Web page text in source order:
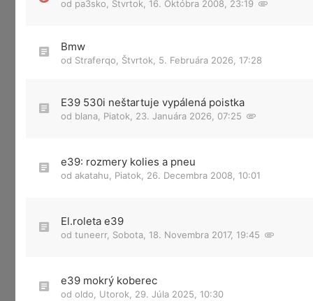
od pa3sko Štvrtok, 16. Októbra 2008, 23:19
Bmw
od Straferqo Štvrtok, 5. Februára 2026, 17:28
E39 530i neštartuje vypálená poistka
od blana Piatok, 23. Januára 2026, 07:25
e39: rozmery kolies a pneu
od akatahu Piatok, 26. Decembra 2008, 10:01
El.roleta e39
od tuneerr, Sobota, 18. Novembra 2017, 19:45
e39 mokrý koberec
od oldo Utorok, 29. Júla 2025, 10:30